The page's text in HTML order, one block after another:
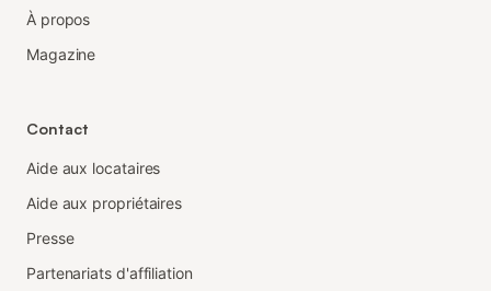
À propos
Magazine
Contact
Aide aux locataires
Aide aux propriétaires
Presse
Partenariats d'affiliation